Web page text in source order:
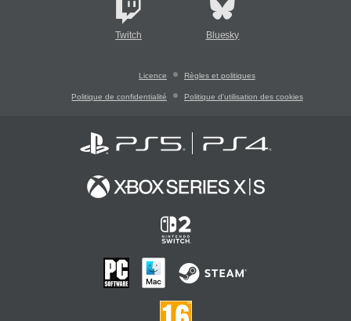
Twitch Bluesky
Licence Règles et politiques
Politique de confidentialité Politique d'utilisation des cookies